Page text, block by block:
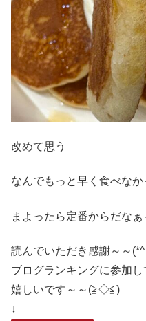
改めて思う
なんでもっと早く食べなか
まよったら定番からだなぁ
読んでいただき感謝～～
ブログランキングに参加
嬉しいです～～(≧◇≦)
↓